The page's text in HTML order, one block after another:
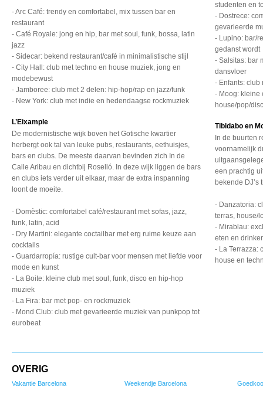
- Arc Café: trendy en comfortabel, mix tussen bar en
restaurant
- Café Royale: jong en hip, bar met soul, funk, bossa, latin
jazz
- Sidecar: bekend restaurant/café in minimalistische stijl
- City Hall: club met techno en house muziek, jong en
modebewust
- Jamboree: club met 2 delen: hip-hop/rap en jazz/funk
- New York: club met indie en hedendaagse rockmuziek
L’Eixample
De modernistische wijk boven het Gotische kwartier
herbergt ook tal van leuke pubs, restaurants, eethuisjes,
bars en clubs. De meeste daarvan bevinden zich In de
Calle Aribau en dichtbij Roselló. In deze wijk liggen de bars
en clubs iets verder uit elkaar, maar de extra inspanning
loont de moeite.
- Domèstic: comfortabel café/restaurant met sofas, jazz,
funk, latin, acid
- Dry Martini: elegante coctailbar met erg ruime keuze aan
cocktails
- Guardarropía: rustige cult-bar voor mensen met liefde voor
mode en kunst
- La Boite: kleine club met soul, funk, disco en hip-hop
muziek
- La Fira: bar met pop- en rockmuziek
- Mond Club: club met gevarieerde muziek van punkpop tot
eurobeat
studenten en
- Dostrece:
gevarieerde
- Lupino: bar/
gedanst wordt
- Salsitas: bar
dansvloer
- Enfants:
- Moog: kleine
house/pop/
Tibidabo en
In de buurten
voornamelijk
een prachtig
bekende DJ’s
- Danzatoria:
terras, house/
- Mirablau:
eten en
- La Terrazza:
house en
OVERIG
Vakantie Barcelona Weekendje Barcelona